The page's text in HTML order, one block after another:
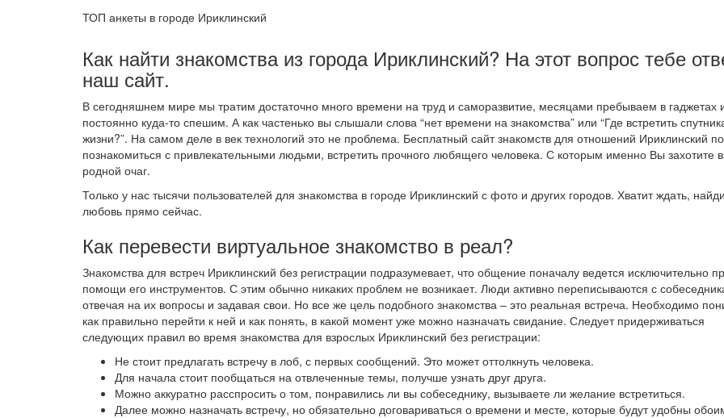
ТОП анкеты в городе Ириклинский
Как найти знакомства из города Ириклинский? На этот вопрос тебе
наш сайт.
В сегодняшнем мире мы тратим достаточно много времени на труд и саморазвитие, месяцами пребываем в гаджетах
постоянно куда-то спешим. А как частенько вы слышали слова “нет времени на знакомства” или “Где встретить
жизни?”. На самом деле в век технологий это не проблема. Бесплатный сайт знакомств для отношений Ириклинский
познакомиться с привлекательными людьми, встретить прочного любящего человека. С которым именно Вы захотите
родной очаг.
Только у нас тысячи пользователей для знакомства в городе Ириклинский с фото и других городов. Хватит ждать,
любовь прямо сейчас.
Как перевести виртуальное знакомство в реал?
Знакомства для встреч Ириклинский без регистрации подразумевает, что общение поначалу ведется исключительно
помощи его инструментов. С этим обычно никаких проблем не возникает. Люди активно переписываются с
отвечая на их вопросы и задавая свои. Но все же цель подобного знакомства – это реальная встреча. Необходимо
как правильно перейти к ней и как понять, в какой момент уже можно назначать свидание. Следует придерживаться
следующих правил во время знакомства для взрослых Ириклинский без регистрации:
Не стоит предлагать встречу в лоб, с первых сообщений. Это может оттолкнуть человека.
Для начала стоит пообщаться на отвлеченные темы, получше узнать друг друга.
Можно аккуратно расспросить о том, понравились ли вы собеседнику, вызываете ли желание встретиться.
Далее можно назначать встречу, но обязательно договариваться о времени и месте, которые будут удобны